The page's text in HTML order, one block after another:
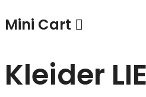
Mini Cart
Kleider